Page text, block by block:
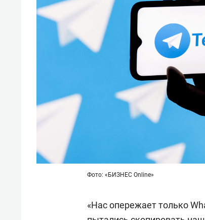
Фото: «БИЗНЕС Online»
«Нас опережает только